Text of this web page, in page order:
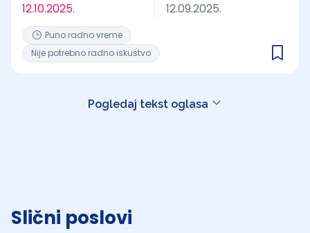
12.10.2025. 12.09.2025.
Puno radno vreme
Nije potrebno radno iskustvo
Pogledaj tekst oglasa
Slični poslovi